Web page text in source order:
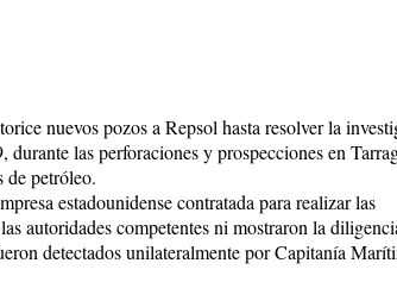
nuevos pozos a Repsol hasta resolver la
las perforaciones y prospecciones en
de petróleo.
estadounidense contratada para realizar las
autoridades competentes ni mostraron la
detectados unilateralmente por Capitanía